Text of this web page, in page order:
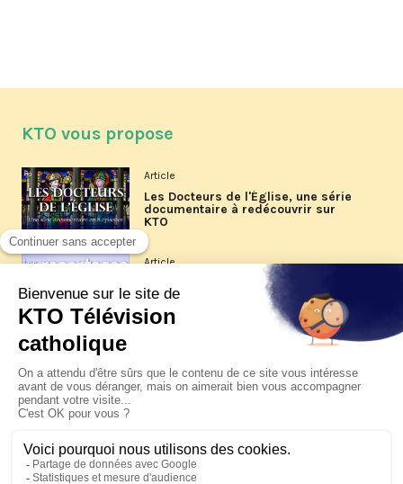
KTO vous propose
Article
Les Docteurs de l'Église, une série
documentaire à redécouvrir sur
KTO
Article
Les reportages d'été 2026 de KTO
La visite pastorale du pape Léon
XIV à Assise à suivre sur KTO le
jeudi 6 août
Le pape en Uruguay, Argentine et
Pérou du 6 au 17 novembre 2026